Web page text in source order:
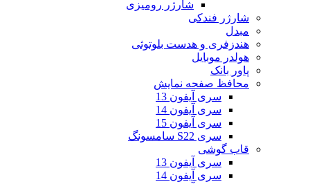
شارژر رومیزی
شارژر فندکی
مبدل
هندزفری و هدست بلوتوثی
هولدر موبایل
پاور بانک
محافظ صفحه نمایش
سری آیفون 13
سری آیفون 14
سری آیفون 15
سری S22 سامسونگ
قاب گوشی
سری آیفون 13
سری آیفون 14